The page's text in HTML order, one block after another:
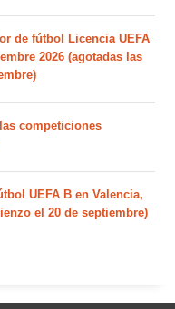
de fútbol Licencia UEFA
2026 (agotadas las
competiciones
UEFA B en Valencia,
el 20 de septiembre)